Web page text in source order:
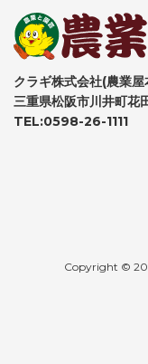
クラギ株式会社(農業屋
三重県松阪市川井町花
TEL:0598-26-1111
Copyright ©